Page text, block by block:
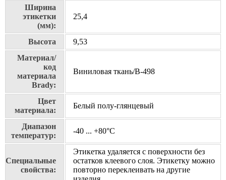
Ширина
этикетки
(мм):
25,4
Высота
9,53
Материал/
код
материала
Brady:
Виниловая ткань/В-498
Цвет
материала:
Белый полу-глянцевый
Диапазон
температур:
-40 ... +80°С
Специальные
свойства:
Этикетка удаляется с поверхности без
остатков клеевого слоя. Этикетку можно
повторно переклеивать на другие